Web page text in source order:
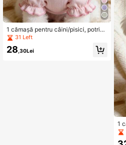
1 cămașă pentru câini/pisici, potrivit
ă pentru rasele Teddy, Pudel, Bicho
n Frise, Schnauzer, toamnă/iarnă
31 Left
28 ,30Lei
1
ă
n